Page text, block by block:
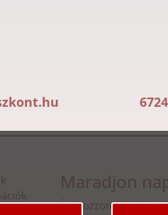
Maradjon
Íratkozzon fel